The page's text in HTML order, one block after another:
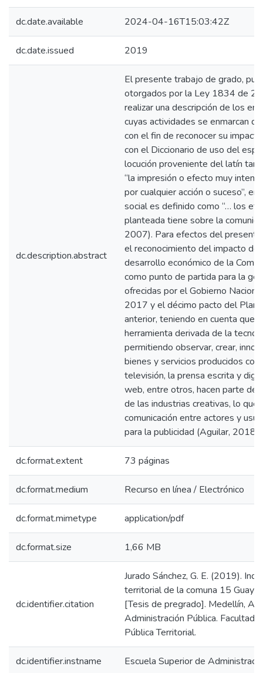
dc.date.available 2024-04-16T15:03:42Z
dc.date.issued 2019
dc.description.abstract
El presente trabajo de grado,
otorgados por la Ley 1834 de
realizar una descripción de los
cuyas actividades se enmarcan
con el fin de reconocer su
con el Diccionario de uso del
locución proveniente del latín
“la impresión o efecto muy
por cualquier acción o suceso”,
social es definido como “… los
planteada tiene sobre la
2007). Para efectos del
el reconocimiento del impacto
desarrollo económico de la
como punto de partida para la
ofrecidas por el Gobierno
2017 y el décimo pacto del Plan
anterior, teniendo en cuenta que
herramienta derivada de la
permitiendo observar, crear,
bienes y servicios producidos con
televisión, la prensa escrita y
web, entre otros, hacen parte de
de las industrias creativas, lo
comunicación entre actores y
para la publicidad (Aguilar, 2018).
dc.format.extent 73 páginas
dc.format.medium Recurso en línea / Electrónico
dc.format.mimetype application/pdf
dc.format.size 1,66 MB
dc.identifier.citation
Jurado Sánchez, G. E. (2019).
territorial de la comuna 15
[Tesis de pregrado]. Medellín,
Administración Pública. Facultad
Pública Territorial.
dc.identifier.instname Escuela Superior de